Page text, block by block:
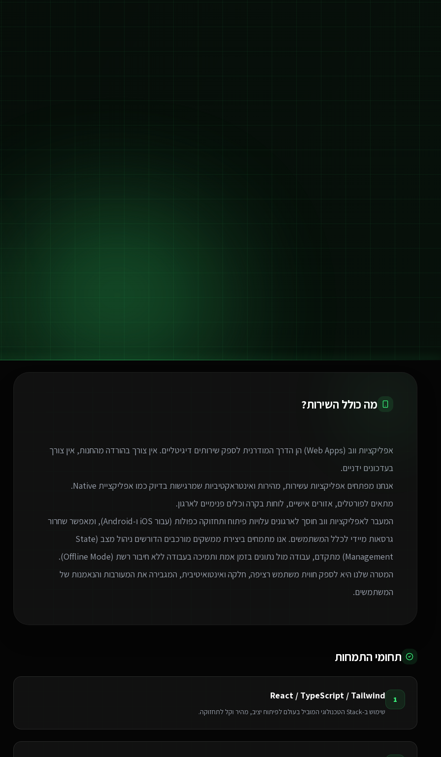
מה כולל השירות?
אפליקציות ווב (Web Apps) הן הדרך המודרנית לספק שירותים דיגיטליים. אין צורך בהורדה מהחנות, אין צורך
המעבר לאפליקציות ווב חוסך לארגונים עלויות פיתוח ותחזוקה כפולות (עבור iOS ו-Android), ומאפשר שחרור
גרסאות מיידי לכלל המשתמשים. אנו מתמחים ביצירת ממשקים מורכבים הדורשים ניהול מצב (State
Management) מתקדם, עבודה מול נתונים בזמן אמת ותמיכה בעבודה ללא חיבור רשת (Offline Mode).
המטרה שלנו היא לספק חווית משתמש רציפה, חלקה ואינטואיטיבית, המגבירה את המעורבות והנאמנות של
המשתמשים.
תחומי התמחות
1
React / TypeScript / Tailwind
שימוש ב-Stack הטכנולוגי המוביל בעולם לפיתוח יציב, מהיר וקל לתחזוקה.